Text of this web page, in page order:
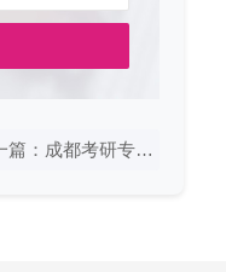
下一篇：成都考研专业课一对一课程有哪些内容